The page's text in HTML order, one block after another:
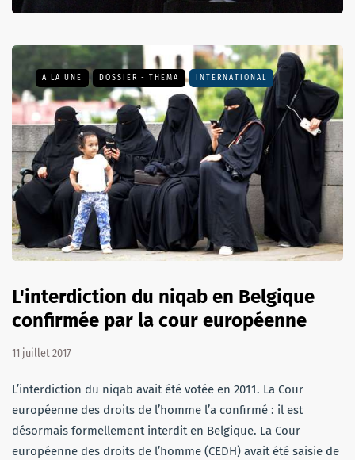
A LA UNE DOSSIER - THEMA INTERNATIONAL
L'interdiction du niqab en Belgique
confirmée par la cour européenne
11 juillet 2017
L’interdiction du niqab avait été votée en 2011. La Cour
européenne des droits de l’homme l’a confirmé : il est
désormais formellement interdit en Belgique. La Cour
européenne des droits de l’homme (CEDH) avait été saisie de